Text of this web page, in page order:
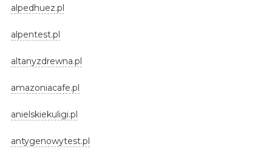
alpedhuez.pl
alpentest.pl
altanyzdrewna.pl
amazoniacafe.pl
anielskiekuligi.pl
antygenowytest.pl